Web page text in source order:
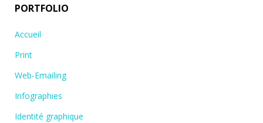
PORTFOLIO
Accueil
Print
Web-Emailing
Infographies
Identité graphique